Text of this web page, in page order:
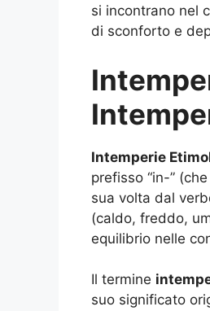
si incontrano nel
di sconforto e
Intemperie
prefisso “in-”
sua volta dal
(caldo, freddo,
equilibrio nelle
Il termine
suo significato